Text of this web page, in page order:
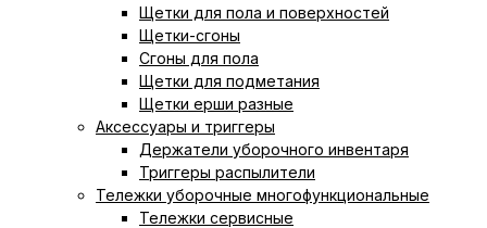
Щетки для пола и поверхностей
Щетки-сгоны
Сгоны для пола
Щетки для подметания
Щетки ерши разные
Аксессуары и триггеры
Держатели уборочного инвентаря
Триггеры распылители
Тележки уборочные многофункциональные
Тележки сервисные